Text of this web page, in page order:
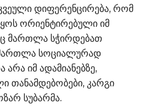
დიფერენცირება, რომ
ორიენტირებული იმ
მართლა სჭირდებათ
სოციალურად
არა იმ ადამიანებზე,
თანამდებობები, კარგი
სუბარმა.